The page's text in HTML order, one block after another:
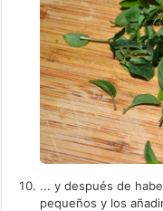
... y después de
pequeños y los